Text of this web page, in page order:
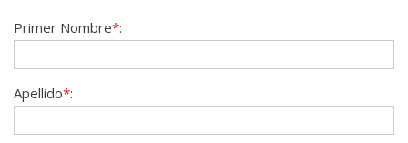
Primer Nombre*:
Apellido*: